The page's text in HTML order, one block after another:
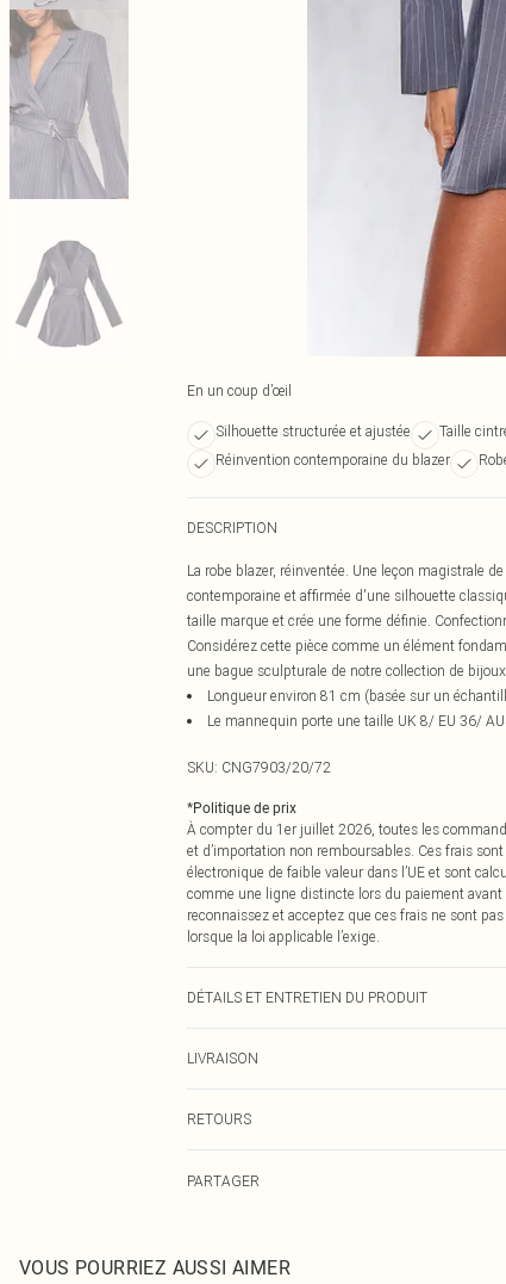
En un coup d’œil
Silhouette structurée et ajustée Taille
Réinvention contemporaine du blazer
DESCRIPTION
La robe blazer, réinventée. Une leçon magistrale
contemporaine et affirmée d'une silhouette
taille marque et crée une forme définie.
Considérez cette pièce comme un élément
une bague sculpturale de notre collection de
Longueur environ 81 cm (basée sur un
Le mannequin porte une taille UK 8/ EU 36/
SKU: CNG7903/20/72
*Politique de prix
À compter du 1er juillet 2026, toutes les
et d’importation non remboursables. Ces frais
électronique de faible valeur dans l’UE et sont
comme une ligne distincte lors du paiement
reconnaissez et acceptez que ces frais ne sont
lorsque la loi applicable l’exige.
DÉTAILS ET ENTRETIEN DU PRODUIT
LIVRAISON
RETOURS
Veuillez noter que nous ne pouvons pas
également être essayées en intérieur. Les articles
PARTAGER
VOUS POURRIEZ AUSSI AIMER